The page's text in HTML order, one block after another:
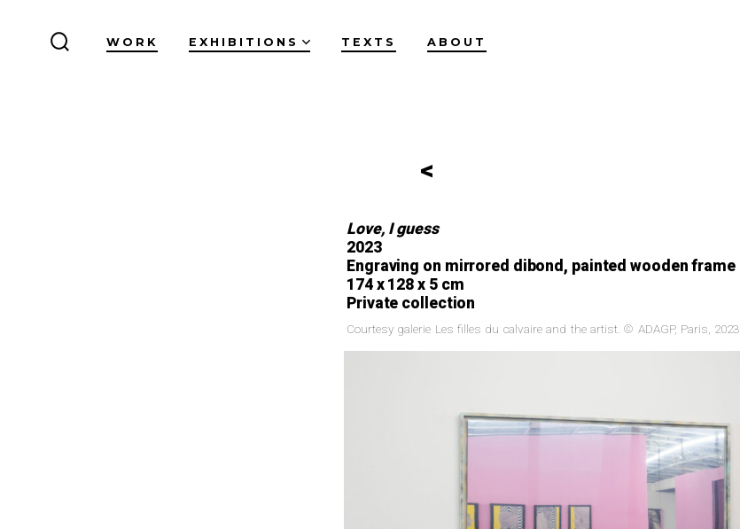
WORK EXHIBITIONS TEXTS ABOUT
<
Love, I guess
2023
Engraving on mirrored dibond, painted wooden frame
174 x 128 x 5 cm
Private collection
Courtesy galerie Les filles du calvaire and the artist. © ADAGP, Paris, 2023